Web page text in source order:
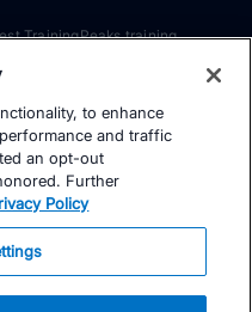
TrainingPeaks training
time.
to enhance
and traffic
an opt-out
Further
Policy